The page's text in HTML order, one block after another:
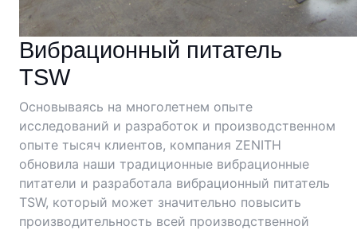
Вибрационный питатель
TSW
Основываясь на многолетнем опыте
исследований и разработок и производственном
опыте тысяч клиентов, компания ZENITH
обновила наши традиционные вибрационные
питатели и разработала вибрационный питатель
TSW, который может значительно повысить
производительность всей производственной